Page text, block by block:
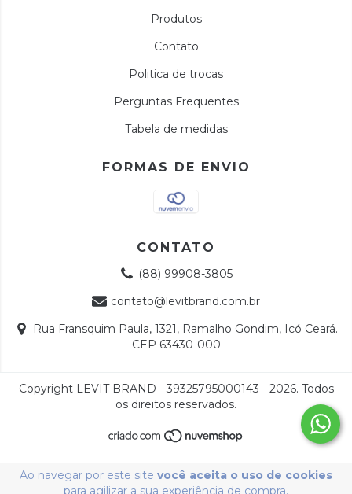
Ao navegar por este site você aceita o uso de cookies
para agilizar a sua experiência de compra.
Produtos
Contato
Politica de trocas
Perguntas Frequentes
Tabela de medidas
FORMAS DE ENVIO
CONTATO
(88) 99908-3805
contato@levitbrand.com.br
Rua Fransquim Paula, 1321, Ramalho Gondim, Icó Ceará.
CEP 63430-000
Copyright LEVIT BRAND - 39325795000143 - 2026. Todos
os direitos reservados.